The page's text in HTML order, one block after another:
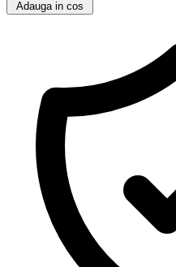
Adauga in cos